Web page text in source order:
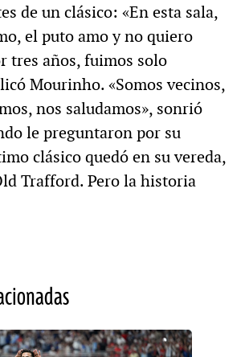
de un clásico: «En esta sala,
el puto amo y no quiero
tres años, fuimos solo
Mourinho. «Somos vecinos,
nos saludamos», sonrió
le preguntaron por su
clásico quedó en su vereda,
Trafford. Pero la historia